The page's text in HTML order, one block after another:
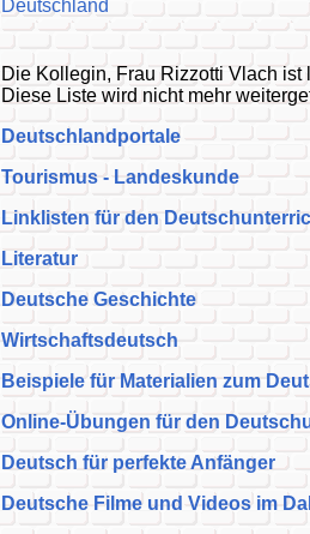
Deutschland
Die Kollegin, Frau Rizzotti Vlach
Diese Liste wird nicht mehr
Deutschlandportale
Tourismus - Landeskunde
Linklisten für den
Literatur
Deutsche Geschichte
Wirtschaftsdeutsch
Beispiele für Materialien zum
Online-Übungen für den
Deutsch für perfekte Anfänger
Deutsche Filme und Videos im